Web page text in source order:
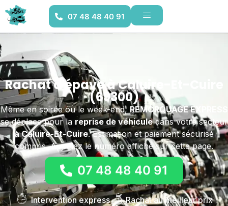
07 48 48 40 91
Rachat d'épave à Caluire-Et-Cuire
(69300)
Même en soirée ou le week-end, REMORQUAGE EXPRESS
se déplace pour la reprise de véhiculedans votre secteur
à Caluire-Et-Cuire. Estimation et paiement sécurisé
compris. Appelez le numéro affiché sur cette page.
07 48 48 40 91
Intervention express
Rachat au meilleur prix